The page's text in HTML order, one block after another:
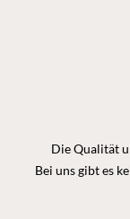
Die Qualität
Bei uns gibt es